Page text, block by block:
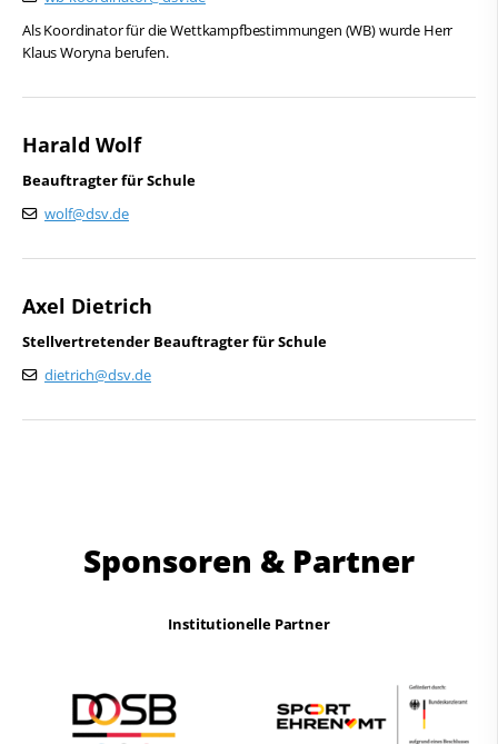
Als Koordinator für die Wettkampfbestimmungen (WB) wurde Herr
Klaus Woryna berufen.
Harald Wolf
Beauftragter für Schule
wolf@dsv.de
Axel Dietrich
Stellvertretender Beauftragter für Schule
dietrich@dsv.de
Sponsoren & Partner
Institutionelle Partner